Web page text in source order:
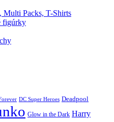
Multi Packs, T-Shirts
figúrky
DC Super Heroes Deadpool
Glow in the Dark Harry